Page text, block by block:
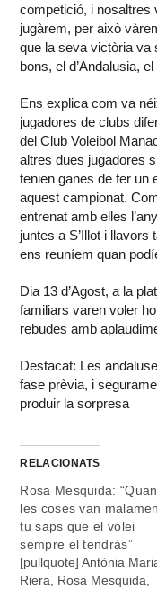
competició, i nosaltres
jugàrem, per això
que la seva victòria va
bons, el d’Andalusia,
Ens explica com va
jugadores de clubs
del Club Voleibol
altres dues jugadores
tenien ganes de fer un
aquest campionat.
entrenat amb elles
juntes a S’Illot i
ens reuníem quan
Dia 13 d’Agost, a la
familiars varen voler
rebudes amb
Destacat: Les
fase prèvia, i
produir la sorpresa
RELACIONATS
Rosa Mesquida: “Quan
les coses van
tu saps que el vòlei
sempre el tendràs”
[pullquote] Antònia
Riera, Rosa Mesquida,